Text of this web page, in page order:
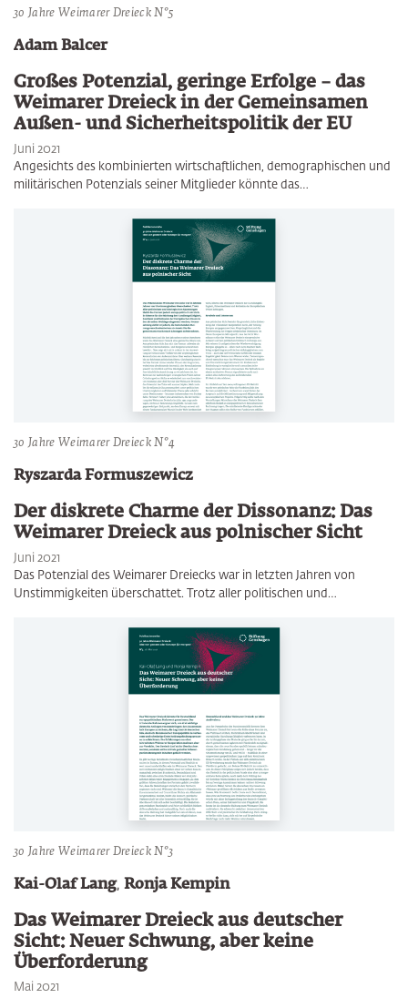
30 Jahre Weimarer Dreieck N°5
Adam Balcer
Großes Potenzial, geringe Erfolge – das
Weimarer Dreieck in der Gemeinsamen
Außen- und Sicherheitspolitik der EU
Juni 2021
Angesichts des kombinierten wirtschaftlichen, demographischen und
militärischen Potenzials seiner Mitglieder könnte das…
30 Jahre Weimarer Dreieck N°4
Ryszarda Formuszewicz
Der diskrete Charme der Dissonanz: Das
Weimarer Dreieck aus polnischer Sicht
Juni 2021
Das Potenzial des Weimarer Dreiecks war in letzten Jahren von
Unstimmigkeiten überschattet. Trotz aller politischen und…
30 Jahre Weimarer Dreieck N°3
Kai-Olaf Lang, Ronja Kempin
Das Weimarer Dreieck aus deutscher
Sicht: Neuer Schwung, aber keine
Überforderung
Mai 2021